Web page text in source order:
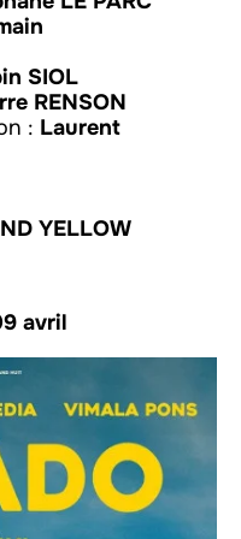
SIOL
RENSON
: Laurent
YELLOW
avril